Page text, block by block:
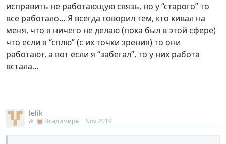
исправить не работающую связь, но у “старого” то
все работало… Я всегда говорил тем, кто кивал на
меня, что я ничего не делаю (пока был в этой сфере)
что если я “сплю” (с их точки зрения) то они
работают, а вот если я “забегал”, то у них работа
встала…
lelik
Владимир# Nov 2019